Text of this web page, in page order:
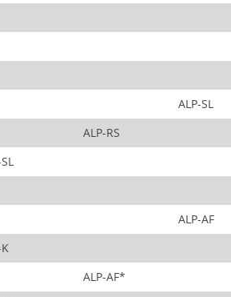
ALP-SL
ALP-RS
ALP-AF
ALP-AF*